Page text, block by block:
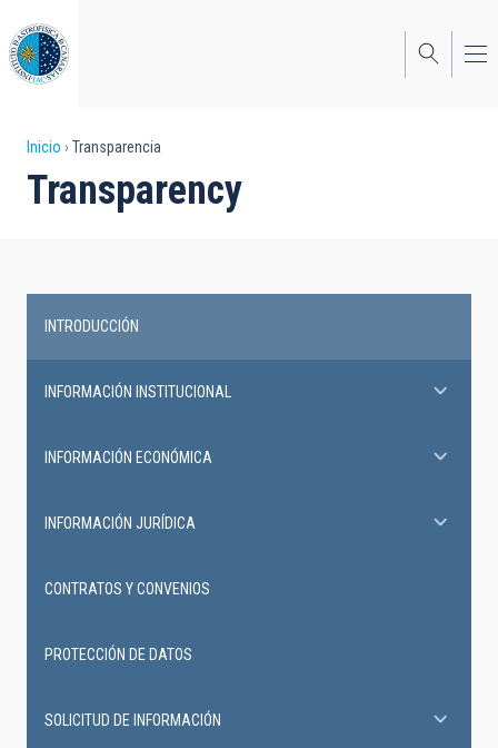
al
contenido
principal
Sobrescribir
enlaces
navegación
Inicio Transparencia
Transparency
INTRODUCCIÓN
INFORMACIÓN INSTITUCIONAL
INFORMACIÓN ECONÓMICA
INFORMACIÓN JURÍDICA
CONTRATOS Y CONVENIOS
PROTECCIÓN DE DATOS
SOLICITUD DE INFORMACIÓN